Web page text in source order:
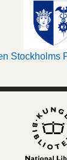
Stockholms